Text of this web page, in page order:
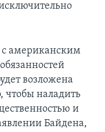
американским
возложена
чтобы наладить
и
Байдена,